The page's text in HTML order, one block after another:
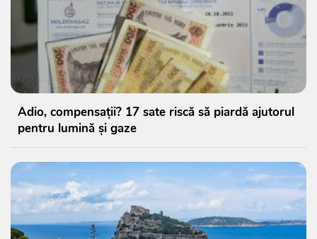
Adio, compensații? 17 sate riscă să piardă ajutorul
pentru lumină și gaze